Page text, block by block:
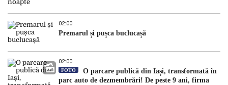
02:00
Premarul și pușca buclucașă
02:00
FOTO
O parcare publică din Iași, transformată în
parc auto de dezmembrări! De peste 9 ani, firma